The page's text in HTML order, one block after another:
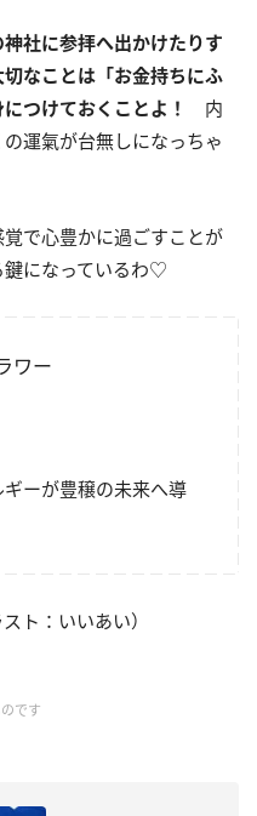
社に参拝へ出かけたりす
なことは「お金持ちにふ
つけておくことよ！
内
運氣が台無しになっちゃ
で心豊かに過ごすことが
鍵になっているわ♡
ワー
ーが豊穣の未来へ導
ト：いいあい）
です